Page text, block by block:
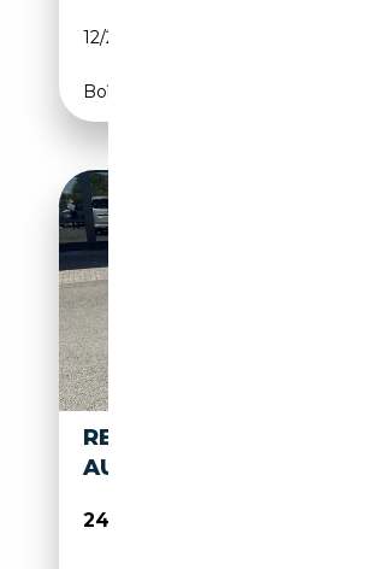
12/2021
Boîte manuelle
RENAULT KANGOO III
AUTOM. LKW ZULASSUNG
24 950€